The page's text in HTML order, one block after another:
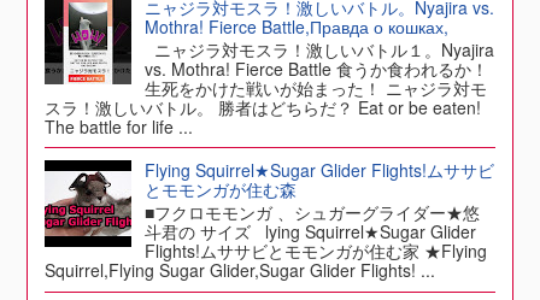
ニャジラ対モスラ！激しいバトル。Nyajira vs.
Mothra! Fierce Battle,Правда о кошках,
ニャジラ対モスラ！激しいバトル１。Nyajira
vs. Mothra! Fierce Battle 食うか食われるか！
生死をかけた戦いが始まった！ ニャジラ対モ
スラ！激しいバトル。 勝者はどちらだ？ Eat or be eaten!
The battle for life ...
Flying Squirrel★Sugar Glider Flights!ムササビ
とモモンガが住む森
■フクロモモンガ 、シュガーグライダー★悠
斗君の サイズ lying Squirrel★Sugar Glider
Flights!ムササビとモモンガが住む家 ★Flying
Squirrel,Flying Sugar Glider,Sugar Glider Flights! ...